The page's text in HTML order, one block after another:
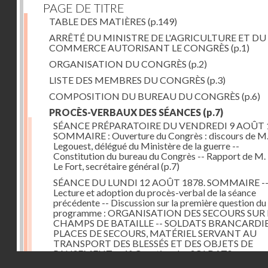
PAGE DE TITRE
TABLE DES MATIÈRES (p.149)
ARRÊTÉ DU MINISTRE DE L'AGRICULTURE ET DU
COMMERCE AUTORISANT LE CONGRÈS (p.1)
ORGANISATION DU CONGRÈS (p.2)
LISTE DES MEMBRES DU CONGRÈS (p.3)
COMPOSITION DU BUREAU DU CONGRÈS (p.6)
PROCÈS-VERBAUX DES SÉANCES (p.7)
SÉANCE PRÉPARATOIRE DU VENDREDI 9 AOÛT
SOMMAIRE : Ouverture du Congrès : discours de
Legouest, délégué du Ministère de la guerre --
Constitution du bureau du Congrès -- Rapport de M.
Le Fort, secrétaire général(p.7)
SÉANCE DU LUNDI 12 AOÛT 1878. SOMMAIRE --
Lecture et adoption du procès-verbal de la séance
précédente -- Discussion sur la première question du
programme : ORGANISATION DES SECOURS SUR
CHAMPS DE BATAILLE -- SOLDATS
PLACES DE SECOURS, MATÉRIEL SERVANT AU
TRANSPORT DES BLESSÉS ET DES OBJETS DE
PANSEMENT -- 1° Question des SOLDATS